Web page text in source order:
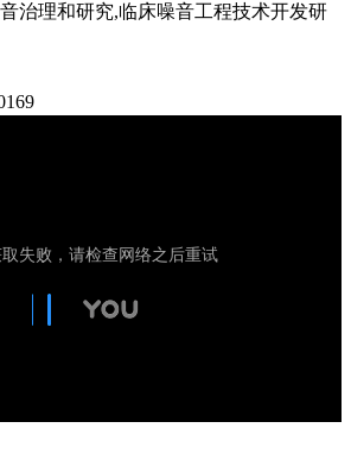
治理和研究,临床噪音工程技术开发研